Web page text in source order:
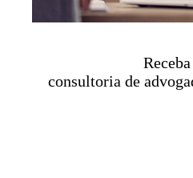
consultoria de